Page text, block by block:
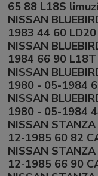
65 88 L18S
NISSAN
1983 44 60
NISSAN
1984 66 90
NISSAN
1980 - 05-1984
NISSAN
1980 - 05-1984
NISSAN
12-1985 60 82
NISSAN
12-1985 66 90